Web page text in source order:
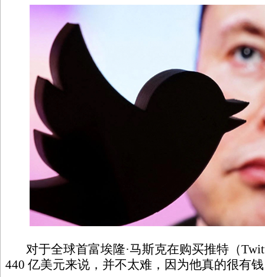
对于全球首富埃隆·马斯克在购买推特（
440 亿美元来说，并不太难，因为他真的很有